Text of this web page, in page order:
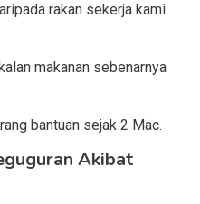
rakan sekerja kami
makanan sebenarnya
bantuan sejak 2 Mac.
Akibat